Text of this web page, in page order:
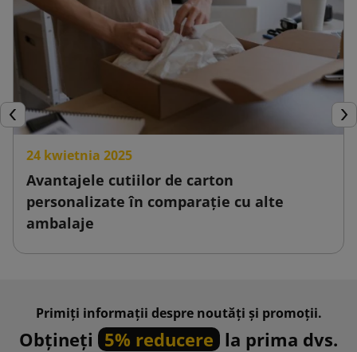
Inapoi
24 kwietnia 2025
Avantajele cutiilor de carton
personalizate în comparație cu alte
ambalaje
Primiți informații despre noutăți și promoții.
Obțineți 5% reducere la prima dvs.